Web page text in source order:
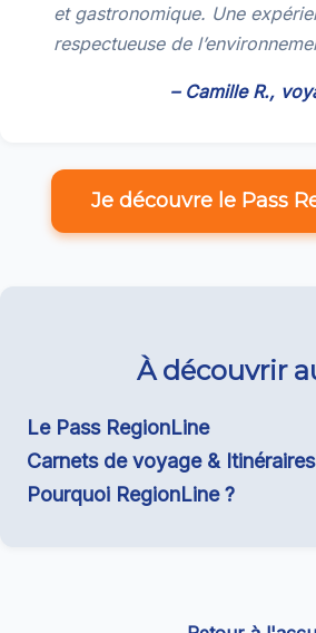
et gastronomique. Une
respectueuse de
– Camille R.,
Je découvre le Pass
À découvrir
Le Pass RegionLine
Carnets de voyage & Itinéraires
Pourquoi RegionLine ?